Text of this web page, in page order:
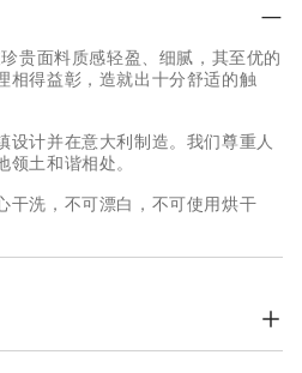
贵面料质感轻盈、细腻，其至优的
相得益彰，造就出十分舒适的触
设计并在意大利制造。我们尊重人
土和谐相处。
干洗，不可漂白，不可使用烘干